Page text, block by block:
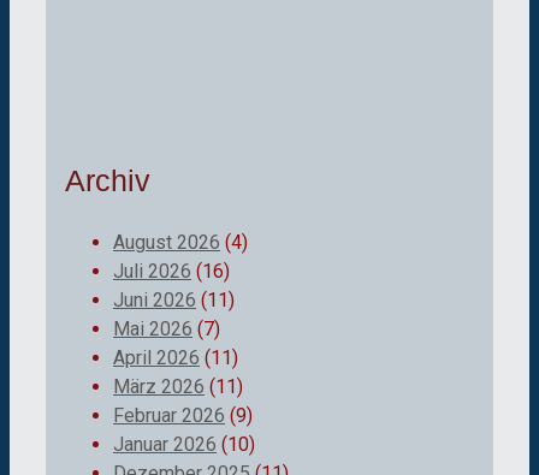
Archiv
August 2026 (4)
Juli 2026 (16)
Juni 2026 (11)
Mai 2026 (7)
April 2026 (11)
März 2026 (11)
Februar 2026 (9)
Januar 2026 (10)